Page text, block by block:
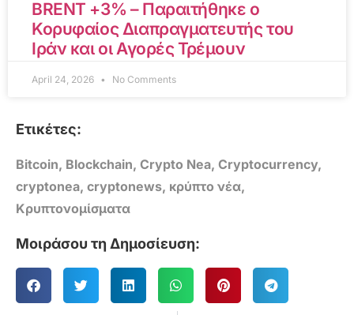
BRENT +3% – Παραιτήθηκε ο
Κορυφαίος Διαπραγματευτής του
Ιράν και οι Αγορές Τρέμουν
April 24, 2026 No Comments
Ετικέτες:
Bitcoin, Blockchain, Crypto Nea, Cryptocurrency,
cryptonea, cryptonews, κρύπτο νέα,
Κρυπτονομίσματα
Μοιράσου τη Δημοσίευση: